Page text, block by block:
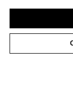
Следующий
оценить
выявить
узлы и